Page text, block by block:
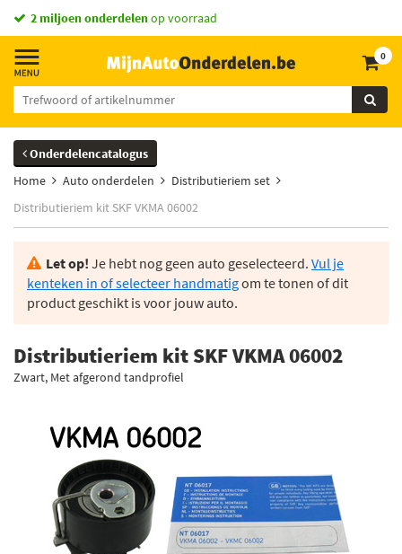
2 miljoen onderdelenop voorraad
0
Onderdelencatalogus
Home
Auto onderdelen
Distributieriem set
Distributieriem kit SKF VKMA 06002
Let op! Je hebt nog geen auto geselecteerd. Vul je
kenteken in of selecteer handmatigom te tonen of dit
product geschikt is voor jouw auto.
Distributieriem kit SKF VKMA 06002
Zwart, Met afgerond tandprofiel